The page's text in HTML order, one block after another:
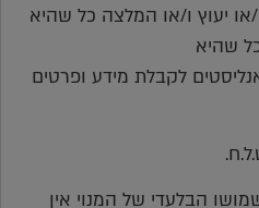
יעוץ ו/או המלצה כל שהיא
שהיא
לקבלת מידע ופרטים
הבלעדי של המנוי אין